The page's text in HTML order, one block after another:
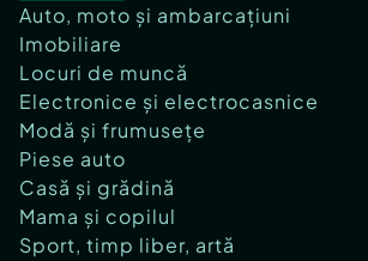
Auto, moto și ambarcațiuni
Imobiliare
Locuri de muncă
Electronice și electrocasnice
Modă și frumusețe
Piese auto
Casă și grădină
Mama și copilul
Sport, timp liber, artă